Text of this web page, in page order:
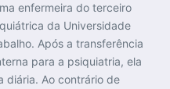
enfermeira do terceiro
da Universidade
Após a transferência
para a psiquiatria, ela
diária. Ao contrário de